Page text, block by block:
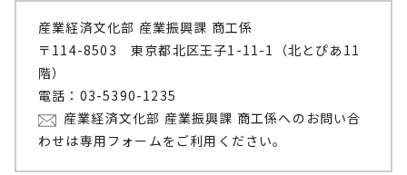
産業経済文化部 産業振興課 商工係
〒114-8503 東京都北区王子1-11-1（北とぴあ11
階）
電話：03-5390-1235
産業経済文化部 産業振興課 商工係へのお問い合
わせは専用フォームをご利用ください。